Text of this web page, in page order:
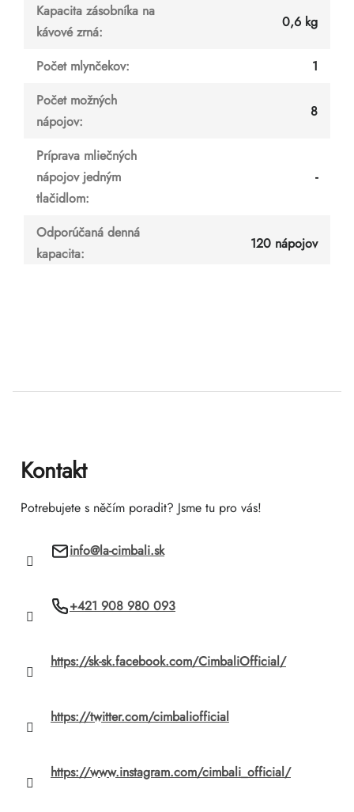
Kapacita zásobníka na
kávové zrná:
0,6 kg
Počet mlynčekov:
1
Počet možných
nápojov:
8
Príprava mliečných
nápojov jedným
tlačidlom:
-
Odporúčaná denná
kapacita:
120 nápojov
Kontakt
Potrebujete s něčím poradit? Jsme tu pro vás!
info@la-cimbali.sk
+421 908 980 093
https://sk-sk.facebook.com/CimbaliOfficial/
https://twitter.com/cimbaliofficial
https://www.instagram.com/cimbali_official/